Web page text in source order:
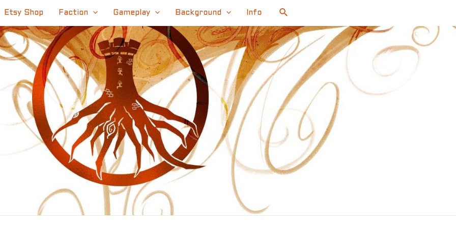
Etsy Shop Faction Gameplay Background Info Search